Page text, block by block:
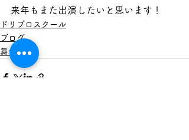
来年もまた出演したいと思います！
ドリプロスクール
ブログ
舞台公演